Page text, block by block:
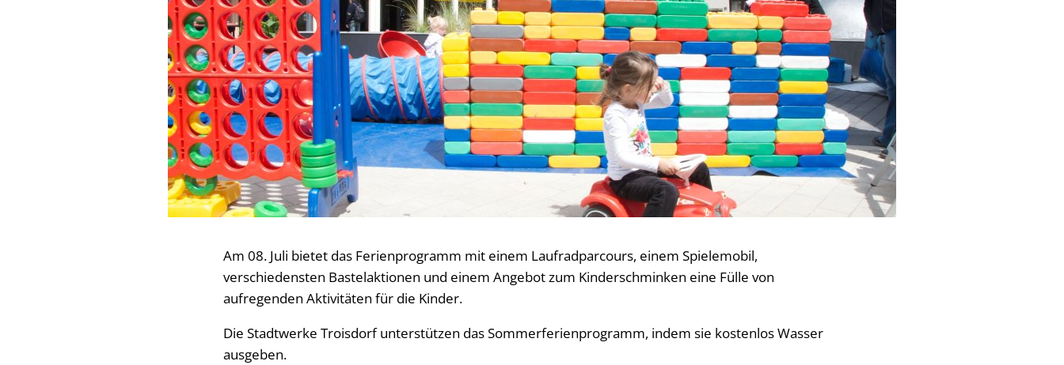
Am 08. Juli bietet das Ferienprogramm mit einem Laufradparcours, einem Spielemobil,
verschiedensten Bastelaktionen und einem Angebot zum Kinderschminken eine Fülle von
aufregenden Aktivitäten für die Kinder.
Die Stadtwerke Troisdorf unterstützen das Sommerferienprogramm, indem sie kostenlos Wasser
ausgeben.